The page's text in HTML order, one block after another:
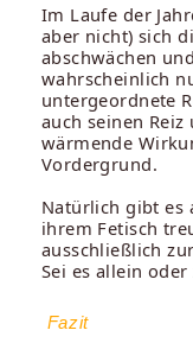
Im Laufe der
aber nicht) sich
abschwächen
wahrscheinlich
untergeordnete
auch seinen
wärmende
Vordergrund.
Natürlich gibt es
ihrem Fetisch
ausschließlich
Sei es allein
Fazit